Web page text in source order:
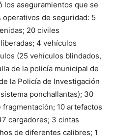
los aseguramientos que se
de seguridad: 5
20 civiles
4 vehículos
(25 vehículos blindados,
de la policía municipal de
la Policía de Investigación
ponchallantas); 30
10 artefactos
cargadores; 3 cintas
de diferentes calibres; 1